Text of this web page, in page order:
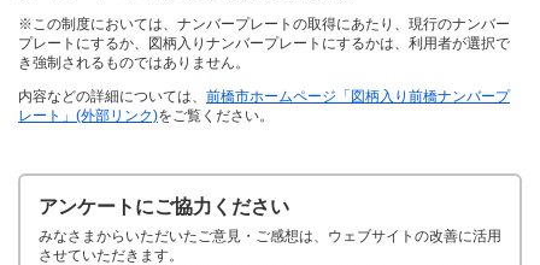
※この制度においては、ナンバープレートの取得にあたり、現行のナンバー
プレートにするか、図柄入りナンバープレートにするかは、利用者が選択で
き強制されるものではありません。
内容などの詳細については、 前橋市ホームページ「 図柄入り前橋ナンバープ
レート 」(外部リンク)をご覧ください。
アンケートにご協力ください
みなさまからいただいたご意見・ご感想は、ウェブサイトの改善に活用
させていただきます。